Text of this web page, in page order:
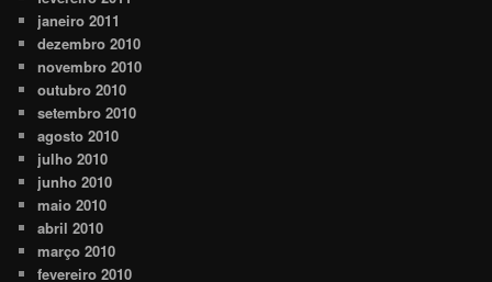
janeiro 2011
dezembro 2010
novembro 2010
outubro 2010
setembro 2010
agosto 2010
julho 2010
junho 2010
maio 2010
abril 2010
março 2010
fevereiro 2010